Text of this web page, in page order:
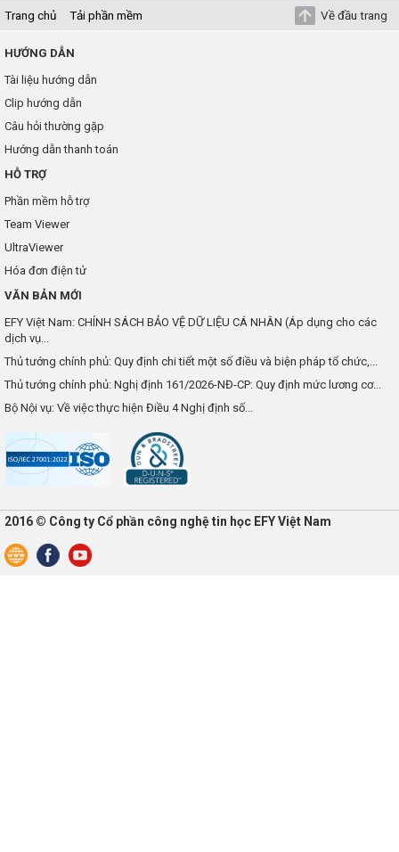
Trang chủ Tải phần mềm Về đầu trang
HƯỚNG DẪN
Tài liệu hướng dẫn
Clip hướng dẫn
Câu hỏi thường gặp
Hướng dẫn thanh toán
HỖ TRỢ
Phần mềm hỗ trợ
Team Viewer
UltraViewer
Hóa đơn điện tử
VĂN BẢN MỚI
EFY Việt Nam: CHÍNH SÁCH BẢO VỆ DỮ LIỆU CÁ NHÂN (Áp dụng cho các
dịch vụ...
Thủ tướng chính phủ: Quy định chi tiết một số điều và biện pháp tổ chức,...
Thủ tướng chính phủ: Nghị định 161/2026-NĐ-CP: Quy định mức lương cơ...
Bộ Nội vụ: Về việc thực hiện Điều 4 Nghị định số...
2016 © Công ty Cổ phần công nghệ tin học EFY Việt Nam